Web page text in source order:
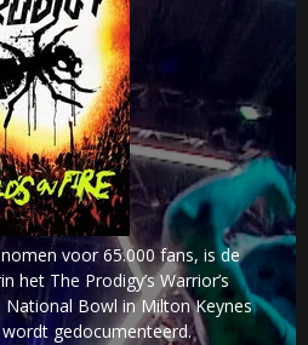
voor 65.000 fans, is de
het The Prodigy’s Warrior’s
National Bowl in Milton Keynes
gedocumenteerd.